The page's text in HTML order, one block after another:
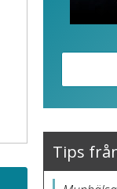
Tips